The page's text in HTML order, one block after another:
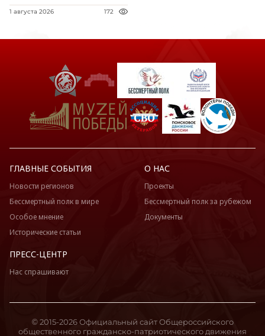
1 августа 2026 172
ГЛАВНЫЕ СОБЫТИЯ
Новости регионов
Бессмертный полк в мире
Особое мнение
Исторические статьи
О НАС
Проекты
Бессмертный полк за рубежом
Документы
ПРЕСС-ЦЕНТР
Нас спрашивают
© 2015-2026 Официальный сайт Общероссийского
общественного гражданско-патриотического движения